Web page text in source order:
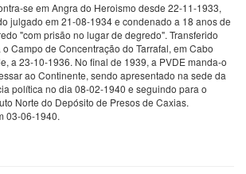
se em Angra do Heroismo desde 22-11-1933,
julgado em 21-08-1934 e condenado a 18 anos de
"com prisão no lugar de degredo". Transferido
o Campo de Concentração do Tarrafal, em Cabo
a 23-10-1936. No final de 1939, a PVDE manda-o
ao Continente, sendo apresentado na sede da
política no dia 08-02-1940 e seguindo para o
Norte do Depósito de Presos de Caxias.
03-06-1940.